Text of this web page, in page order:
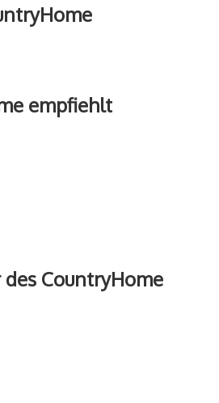
empfiehlt
CountryHome